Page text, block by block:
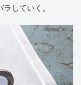
していく。